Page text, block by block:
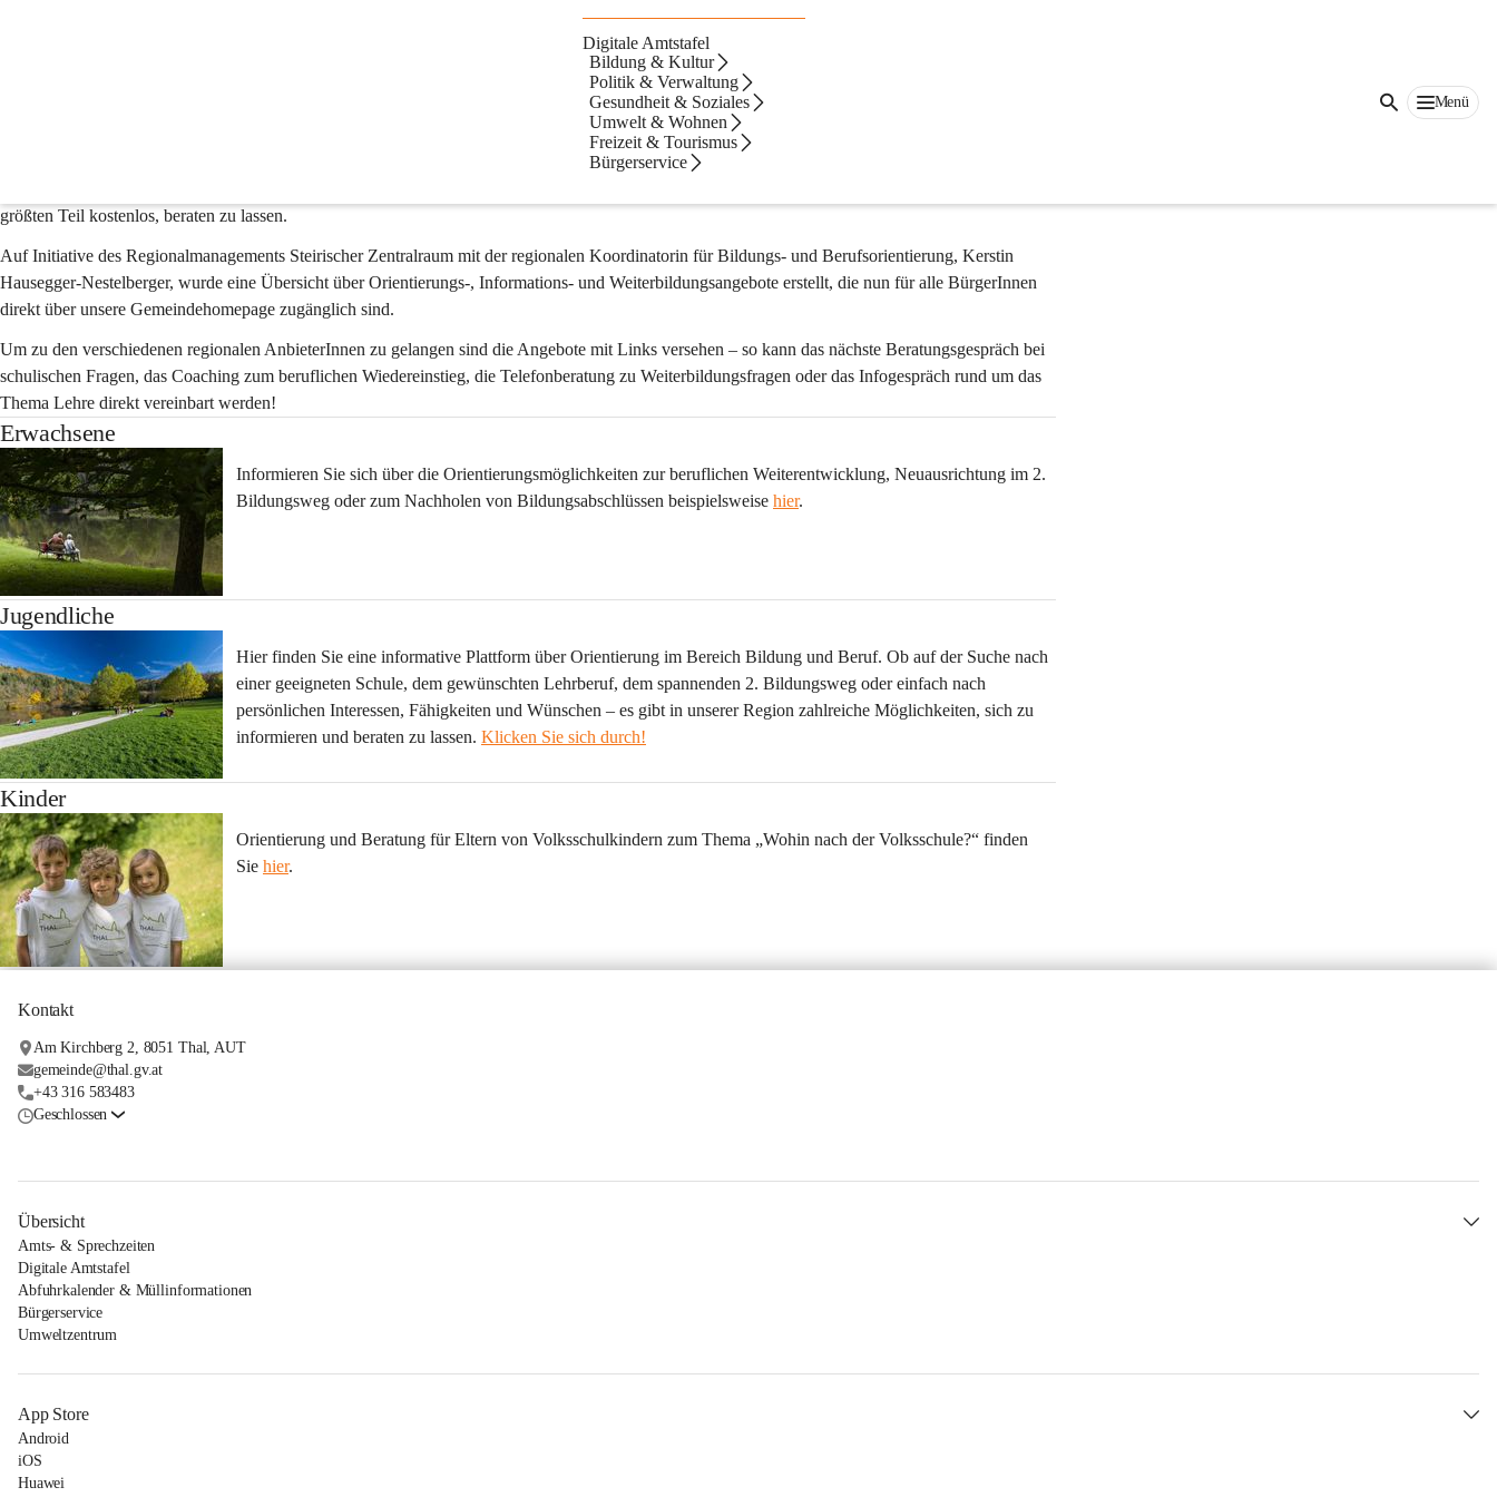
Digitale Amtstafel
Bildung & Kultur
Politik & Verwaltung
Gesundheit & Soziales
Umwelt & Wohnen
Freizeit & Tourismus
Bürgerservice
Menü
Bildung- & Berufsorientierung
Informationen zur Bildungs- Weiterbildungs- und Berufsorientierung für Kinder, Jugendliche und Erwachsene!
Bildung ist ein Thema, das uns ein Leben lang begleitet. Ob schulische Ausbildung, Lehre, Studium, der zweite Bildungsweg oder Arbeitssuche und
sind allgegenwärtig, vielseitig und bringen wichtige Fragen mit sich.
persönlichen Bildungsweg treffen zu können, gibt es in unserer Region –
größten Teil kostenlos, beraten zu lassen.
Auf Initiative des Regionalmanagements Steirischer Zentralraum mit der regionalen Koordinatorin für Bildungs- und Berufsorientierung, Kerstin
Hausegger-Nestelberger, wurde eine Übersicht über Orientierungs-, Informations- und Weiterbildungsangebote erstellt, die nun für alle BürgerInnen
direkt über unsere Gemeindehomepage zugänglich sind.
Um zu den verschiedenen regionalen AnbieterInnen zu gelangen sind die Angebote mit Links versehen – so kann das nächste Beratungsgespräch bei
schulischen Fragen, das Coaching zum beruflichen Wiedereinstieg, die Telefonberatung zu Weiterbildungsfragen oder das Infogespräch rund um das
Thema Lehre direkt vereinbart werden!
Erwachsene
Informieren Sie sich über die Orientierungsmöglichkeiten zur beruflichen Weiterentwicklung, Neuausrichtung im 2.
Bildungsweg oder zum Nachholen von Bildungsabschlüssen beispielsweise hier.
Jugendliche
Hier finden Sie eine informative Plattform über Orientierung im Bereich Bildung und Beruf. Ob auf der Suche nach
einer geeigneten Schule, dem gewünschten Lehrberuf, dem spannenden 2. Bildungsweg oder einfach nach
persönlichen Interessen, Fähigkeiten und Wünschen – es gibt in unserer Region zahlreiche Möglichkeiten, sich zu
informieren und beraten zu lassen. Klicken Sie sich durch!
Kinder
Orientierung und Beratung für Eltern von Volksschulkindern zum Thema „Wohin nach der Volksschule?“ finden
Sie hier.
Kontakt
Am Kirchberg 2, 8051 Thal, AUT
gemeinde@thal.gv.at
+43 316 583483
Geschlossen
Übersicht
Amts- & Sprechzeiten
Digitale Amtstafel
Abfuhrkalender & Müllinformationen
Bürgerservice
Umweltzentrum
App Store
Android
iOS
Huawei